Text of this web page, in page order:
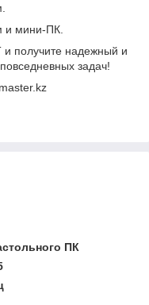
и мини-ПК.
и получите надежный и
задач!
ПК